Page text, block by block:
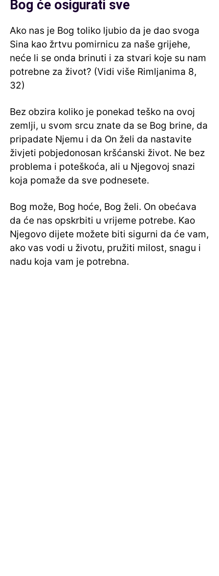
Bog će osigurati sve
Ako nas je Bog toliko ljubio da je dao svoga
Sina kao žrtvu pomirnicu za naše grijehe,
neće li se onda brinuti i za stvari koje su nam
potrebne za život? (Vidi više Rimljanima 8,
32)
Bez obzira koliko je ponekad teško na ovoj
zemlji, u svom srcu znate da se Bog brine, da
pripadate Njemu i da On želi da nastavite
živjeti pobjedonosan kršćanski život. Ne bez
problema i poteškoća, ali u Njegovoj snazi
koja pomaže da sve podnesete.
Bog može, Bog hoće, Bog želi. On obećava
da će nas opskrbiti u vrijeme potrebe. Kao
Njegovo dijete možete biti sigurni da će vam,
ako vas vodi u životu, pružiti milost, snagu i
nadu koja vam je potrebna.